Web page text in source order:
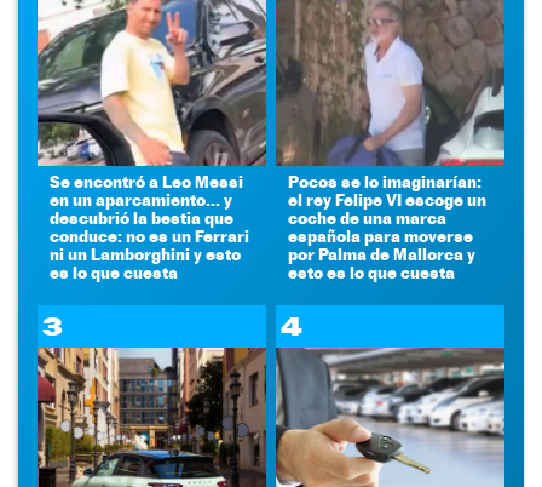
Se encontró a Leo Messi
en un aparcamiento... y
descubrió la bestia que
conduce: no es un Ferrari
ni un Lamborghini y esto
es lo que cuesta
Pocos se lo imaginarían:
el rey Felipe VI escoge un
coche de una marca
española para moverse
por Palma de Mallorca y
esto es lo que cuesta
3 4